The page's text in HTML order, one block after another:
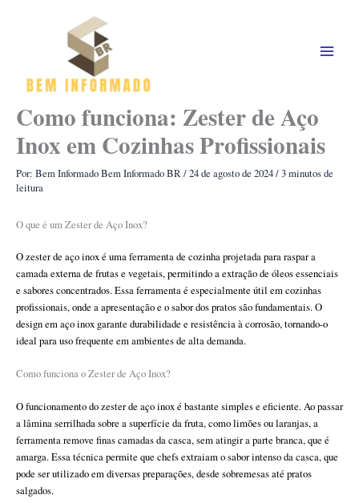
Como funciona: Zester de Aço
Inox em Cozinhas Profissionais
Por: Bem InformadoBem Informado BR/24 de agosto de 2024/3 minutos de
leitura
O que é um Zester de Aço Inox?
O zester de aço inox é uma ferramenta de cozinha projetada para raspar a
camada externa de frutas e vegetais, permitindo a extração de óleos essenciais
e sabores concentrados. Essa ferramenta é especialmente útil em cozinhas
profissionais, onde a apresentação e o sabor dos pratos são fundamentais. O
design em aço inox garante durabilidade e resistência à corrosão, tornando-o
ideal para uso frequente em ambientes de alta demanda.
Como funciona o Zester de Aço Inox?
O funcionamento do zester de aço inox é bastante simples e eficiente. Ao passar
a lâmina serrilhada sobre a superfície da fruta, como limões ou laranjas, a
ferramenta remove finas camadas da casca, sem atingir a parte branca, que é
amarga. Essa técnica permite que chefs extraiam o sabor intenso da casca, que
pode ser utilizado em diversas preparações, desde sobremesas até pratos
salgados.